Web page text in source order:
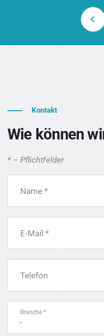
Kontakt
Wie können
* – Pflichtfelder
Name *
E-Mail *
Telefon
Branche *
-